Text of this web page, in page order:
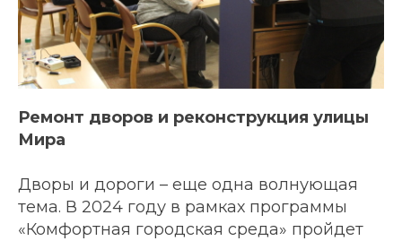
Ремонт дворов и реконструкция улицы
Мира
Дворы и дороги – еще одна волнующая
тема. В 2024 году в рамках программы
«Комфортная городская среда» пройдет